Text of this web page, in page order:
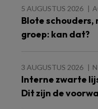
5 AUGUSTUS 2026
Blote schouders,
groep: kan dat?
3 AUGUSTUS 2026
Interne zwarte
Dit zijn de